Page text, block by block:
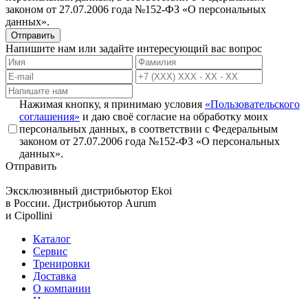
законом от 27.07.2006 года №152-ФЗ «О персональных
данных».
Отправить
Напишите нам или задайте интересующий вас вопрос
Нажимая кнопку, я принимаю условия «Пользовательского
соглашения» и даю своё согласие на обработку моих
персональных данных, в соответствии с Федеральным
законом от 27.07.2006 года №152-ФЗ «О персональных
данных».
Отправить
Эксклюзивный дистрибьютор Ekoi
в России. Дистрибьютор Aurum
и Cipollini
Каталог
Сервис
Тренировки
Доставка
О компании